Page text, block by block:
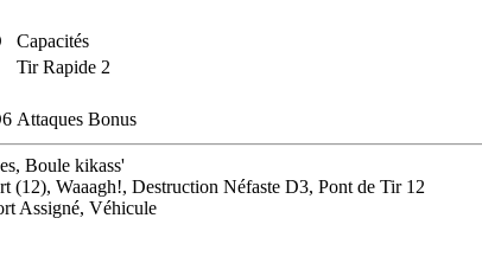
Capacités
Tir Rapide 2
Attaques Bonus
Boule kikass'
(12), Waaagh!, Destruction Néfaste D3, Pont de Tir 12
Assigné, Véhicule